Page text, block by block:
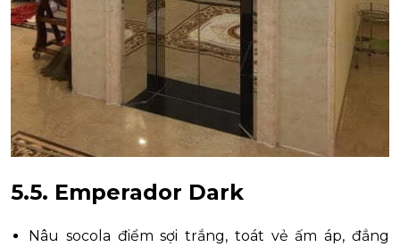
5.5. Emperador Dark
Nâu socola điểm sợi trắng, toát vẻ ấm áp, đẳng